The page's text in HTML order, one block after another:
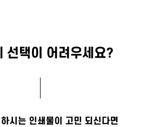
선택이 어려우세요?
시는 인쇄물이 고민 되신다면